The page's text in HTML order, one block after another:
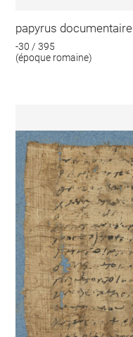
papyrus documentaire
-30 / 395
(époque romaine)